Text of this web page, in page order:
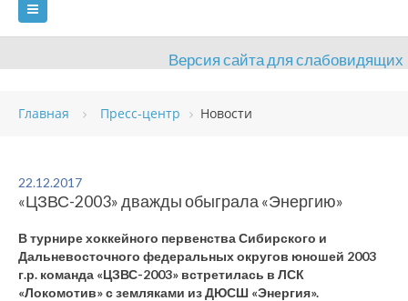
Версия сайта для слабовидящих
ГЛАВНАЯ
ВИДЫ СПОРТА
ОЦЕНКА КАЧЕСТВА ОБРАЗОВАНИЯ ВАКАНСИИ
ПЛАТНЫЕ УСЛУГИ КОНТАКТЫ
Главная Пресс-центр Новости
22.12.2017
«ЦЗВС-2003» дважды обыграла «Энергию»
В турнире хоккейного первенства Сибирского и
Дальневосточного федеральных округов юношей 2003
г.р. команда «ЦЗВС-2003» встретилась в ЛСК
«Локомотив» с земляками из ДЮСШ «Энергия».